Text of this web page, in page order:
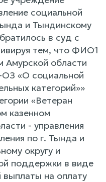
социальной
и Тындинскому
в суд с
тем, что ФИО1
Амурской области
«О социальной
категорий»»
«Ветеран
казенном
- управления
по г. Тында и
округу и
поддержки в виде
на оплату